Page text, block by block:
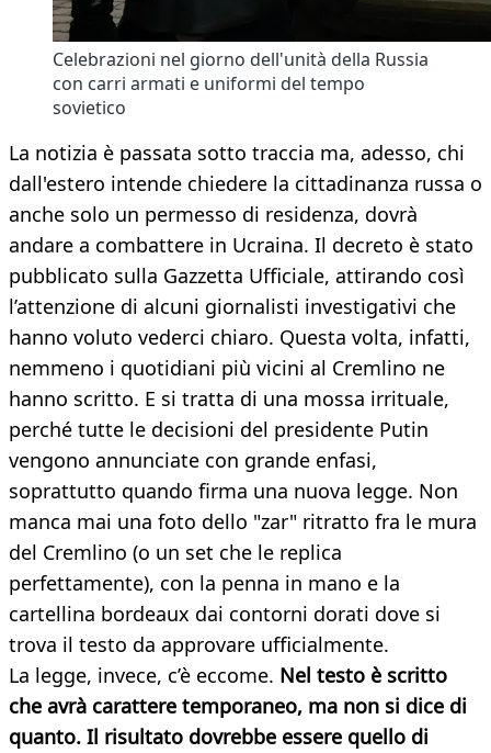
Celebrazioni nel giorno dell'unità della Russia
con carri armati e uniformi del tempo
sovietico
La notizia è passata sotto traccia ma, adesso, chi
dall'estero intende chiedere la cittadinanza russa o
anche solo un permesso di residenza, dovrà
andare a combattere in Ucraina. Il decreto è stato
pubblicato sulla Gazzetta Ufficiale, attirando così
l’attenzione di alcuni giornalisti investigativi che
hanno voluto vederci chiaro. Questa volta, infatti,
nemmeno i quotidiani più vicini al Cremlino ne
hanno scritto. E si tratta di una mossa irrituale,
perché tutte le decisioni del presidente Putin
vengono annunciate con grande enfasi,
soprattutto quando firma una nuova legge. Non
manca mai una foto dello "zar" ritratto fra le mura
del Cremlino (o un set che le replica
perfettamente), con la penna in mano e la
cartellina bordeaux dai contorni dorati dove si
trova il testo da approvare ufficialmente.
La legge, invece, c’è eccome. Nel testo è scritto
che avrà carattere temporaneo, ma non si dice di
quanto. Il risultato dovrebbe essere quello di